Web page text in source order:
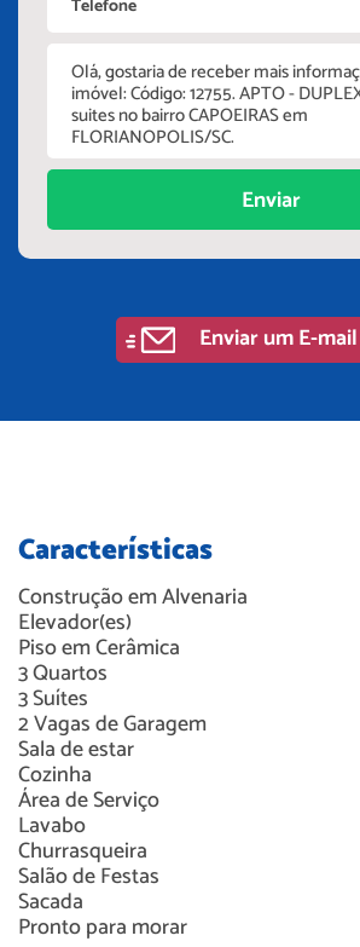
Enviar
Enviar um E-mail
Características
Construção emAlvenaria
Elevador(es)
Piso emCerâmica
3Quartos
3Suítes
2Vagas de Garagem
Sala de estar
Cozinha
Área de Serviço
Lavabo
Churrasqueira
Salão de Festas
Sacada
Pronto para morar